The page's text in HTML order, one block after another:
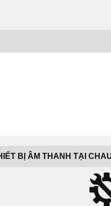
BỊ ÂM THANH TẠI